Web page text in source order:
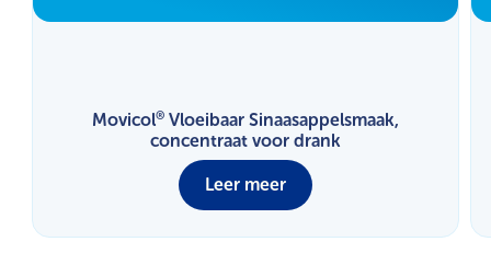
Movicol® Vloeibaar Sinaasappelsmaak,
concentraat voor drank
Leer meer